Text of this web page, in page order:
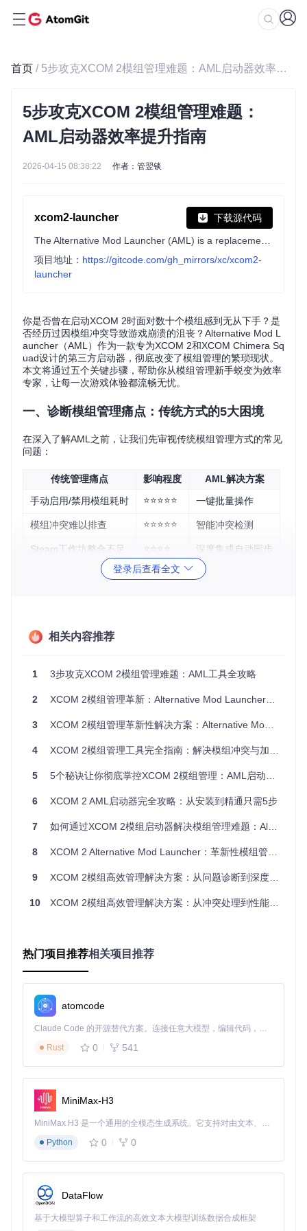
首页 / 5步攻克XCOM 2模组管理难题：AML启动器效率提升指南
5步攻克XCOM 2模组管理难题：
AML启动器效率提升指南
2026-04-15 08:38:22 作者：管翌锬
xcom2-launcher 下载源代码
项目地址： https://gitcode.com/gh_mirrors/xc/xcom2-
launcher
你是否曾在启动XCOM 2时面对数十个模组感到无从下手？是
否经历过因模组冲突导致游戏崩溃的沮丧？Alternative Mod L
auncher（AML）作为一款专为XCOM 2和XCOM Chimera Sq
uad设计的第三方启动器，彻底改变了模组管理的繁琐现状。
本文将通过五个关键步骤，帮助你从模组管理新手蜕变为效率
专家，让每一次游戏体验都流畅无忧。
一、诊断模组管理痛点：传统方式的5大困境
在深入了解AML之前，让我们先审视传统模组管理方式的常见
问题：
传统管理痛点 影响程度
AML解决方案
手动启用/禁用模组耗时
⭐⭐⭐⭐⭐ 一键批量操作
模组冲突难以排查 ⭐⭐⭐⭐⭐ 智能冲突检测
Steam工作坊整合不足 ⭐⭐⭐⭐ 深度集成自动同步
配置方案无法保存 ⭐⭐⭐ 多配置文件管理
启动。AML启动器通过重新设计的管理架构，针对性解决了这
二、部署AML启动器：3分钟快速上手
获取与安装步骤
克隆项目仓库
确保已安装64位Windows 7或更高版本
检查Microsoft .NET Framework 4.7.2是否已安装
确认Steam客户端已登录并正常运行
启动设置向导双击运行xcom2-launcher.exe，按照向导
游戏路径自动检测（或手动指定）
💡 安装提示：建议将启动器安装在非系统盘（如D:\Games\A
ML），避免因UAC权限问题导致配置无法保存。
三、掌握核心功能：从基础操作到高级应用
构建个性化模组分类系统
高效管理模组的第一步是建立合理的分类体系：
创建自定义分类
点击"分类管理"按钮
新增分类如"战术强化"、"视觉优化"、"新内容"
设置分类颜色标签便于识别
通过状态筛选（已启用/已禁用/更新可用）
按分类标签批量筛选模组
登录后查看全文
相关内容推荐
1 3步攻克XCOM 2模组管理难题：AML工具全攻略
2 XCOM 2模组管理革新：Alternative Mod Launcher全攻略
3 XCOM 2模组管理革新性解决方案：Alternative Mod Launcher效率提升指南
4 XCOM 2模组管理工具完全指南：解决模组冲突与加载效率问题的创新方案
5 5个秘诀让你彻底掌控XCOM 2模组管理：AML启动器实战指南
6 XCOM 2 AML启动器完全攻略：从安装到精通只需5步
7 如何通过XCOM 2模组启动器解决模组管理难题：Alternative Mod Launcher全攻略
8 XCOM 2 Alternative Mod Launcher：革新性模组管理的全方位解决方案
9 XCOM 2模组高效管理解决方案：从问题诊断到深度优化的全方位指南
10 XCOM 2模组高效管理解决方案：从冲突处理到性能优化的全流程指南
热门项目推荐相关项目推荐
atomcode
Claude Code 的开源替代方案。连接任意大模型，编辑代码，运行命令，自动验证 — 全自动执行。用 Rust 构建，极致性能。 ｜ An open-source alternative to Claude Code. Connect any LLM, edit code, run commands, and verify changes — autonomously. Built in Rust for speed. Get Started
Rust
0 541
MiniMax-H3
MiniMax H3 是一个通用的全模态生成系统。它支持对由文本、图像、视频和音频组成的多模态上下文进行统一理解，并能生成分辨率高达 2K、时长可达 15 秒的带原生立体声音频的视频。得益于面向任务泛化的系统设计，H3 在预训练阶段就已具备广泛的多模态上下文理解与生成能力，能够出色地执行复杂的多模态指令。
Python
0 0
DataFlow
基于大模型算子和工作流的高效文本大模型训练数据合成框架